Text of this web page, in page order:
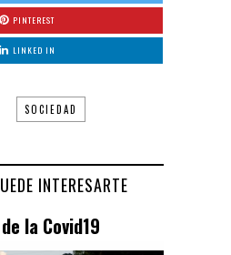
PINTEREST
LINKED IN
SOCIEDAD
INTERESARTE
la Covid19